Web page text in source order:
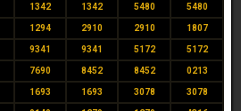
1342 1342 5480 5480
1294 2910 2910 1807
9341 9341 5172 5172
7690 8452 8452 0213
1693 1693 3078 3078